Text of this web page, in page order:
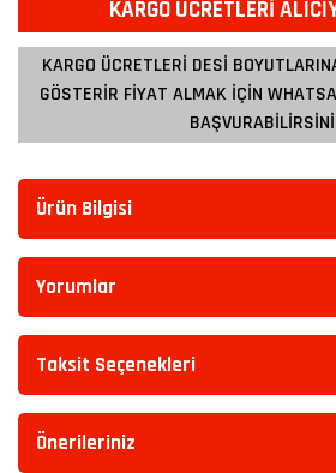
KARGO ÜCRETLERİ
KARGO ÜCRETLERİ DESİ
GÖSTERİR FİYAT ALMAK İÇİN
Ürün Bilgisi
Yorumlar
Taksit Seçenekleri
Önerileriniz